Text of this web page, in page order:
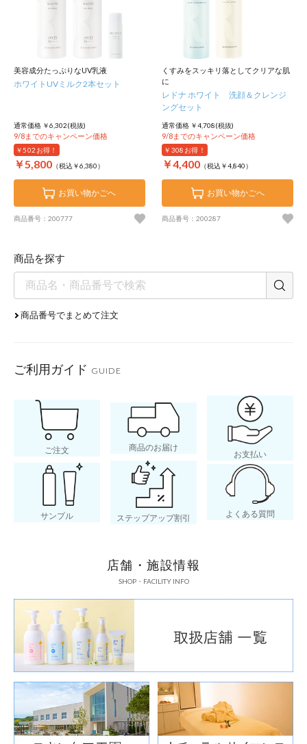
美容成分たっぷりなUV乳液
ホワイトUVミルク2本セット
通常価格 ￥6,302(税抜)
9/8までのキャンペーン価格
￥502お得！
￥5,800 （税込￥6,380）
お買い物かごへ
商品番号：200777
くすみをスッキリ落としてクリアな肌
に
レドナ ホワイト 洗顔＆クレンジ
ングセット
通常価格 ￥4,708(税抜)
9/8までのキャンペーン価格
￥308お得！
￥4,400 （税込￥4,840）
お買い物かごへ
商品番号：200287
商品を探す
商品番号でまとめて注文
ご利用ガイド GUIDE
ご注文 商品のお届け
お支払い
サンプル ステップアップ割引 よくある質問
店舗・施設情報
SHOP・FACILITY INFO